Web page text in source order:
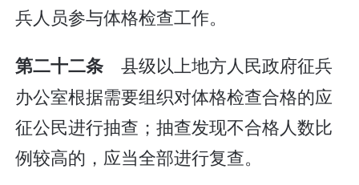
兵人员参与体格检查工作。
第二十二条 县级以上地方人民政府征兵
办公室根据需要组织对体格检查合格的应
征公民进行抽查；抽查发现不合格人数比
例较高的，应当全部进行复查。